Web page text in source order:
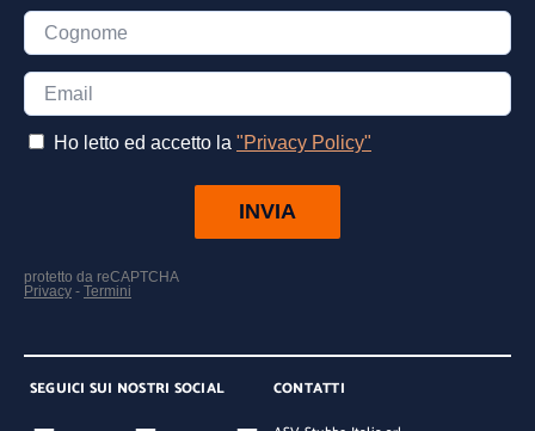
SEGUICI SUI NOSTRI SOCIAL
CONTATTI